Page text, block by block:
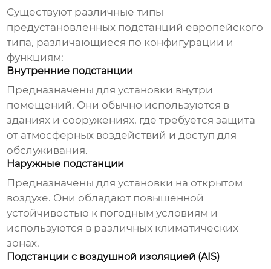
Существуют различные типы
предустановленных подстанций европейского
типа, различающиеся по конфигурации и
функциям:
Внутренние подстанции
Предназначены для установки внутри
помещений. Они обычно используются в
зданиях и сооружениях, где требуется защита
от атмосферных воздействий и доступ для
обслуживания.
Наружные подстанции
Предназначены для установки на открытом
воздухе. Они обладают повышенной
устойчивостью к погодным условиям и
используются в различных климатических
зонах.
Подстанции с воздушной изоляцией (AIS)